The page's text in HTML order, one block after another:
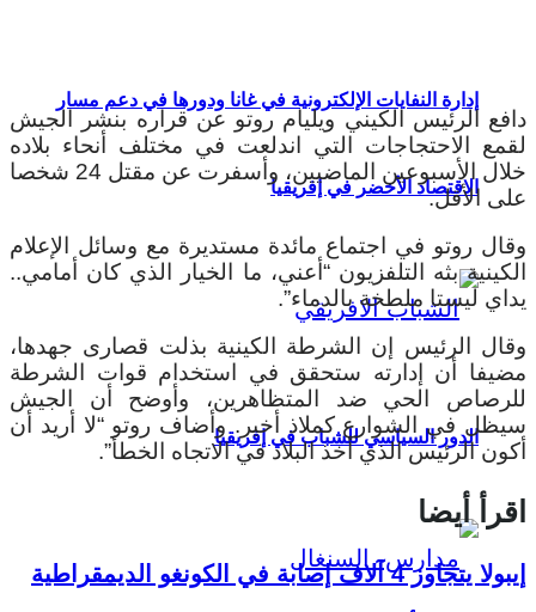
إدارة النفايات الإلكترونية في غانا ودورها في دعم مسار
الاقتصاد الأخضر في إفريقيا
الدور السياسي للشباب في إفريقيا
دافع الرئيس الكيني ويليام روتو عن قراره بنشر الجيش
لقمع الاحتجاجات التي اندلعت في مختلف أنحاء بلاده
خلال الأسبوعين الماضيين، وأسفرت عن مقتل 24 شخصا
على الأقل.
وقال روتو في اجتماع مائدة مستديرة مع وسائل الإعلام
الكينية بثه التلفزيون “أعني، ما الخيار الذي كان أمامي..
يداي ليستا ملطخة بالدماء”.
وقال الرئيس إن الشرطة الكينية بذلت قصارى جهدها،
مضيفا أن إدارته ستحقق في استخدام قوات الشرطة
للرصاص الحي ضد المتظاهرين، وأوضح أن الجيش
سيظل في الشوارع كملاذ أخير. وأضاف روتو “لا أريد أن
أكون الرئيس الذي أخذ البلاد في الاتجاه الخطأ”.
اقرأ أيضا
إيبولا يتجاوز 4 آلاف إصابة في الكونغو الديمقراطية